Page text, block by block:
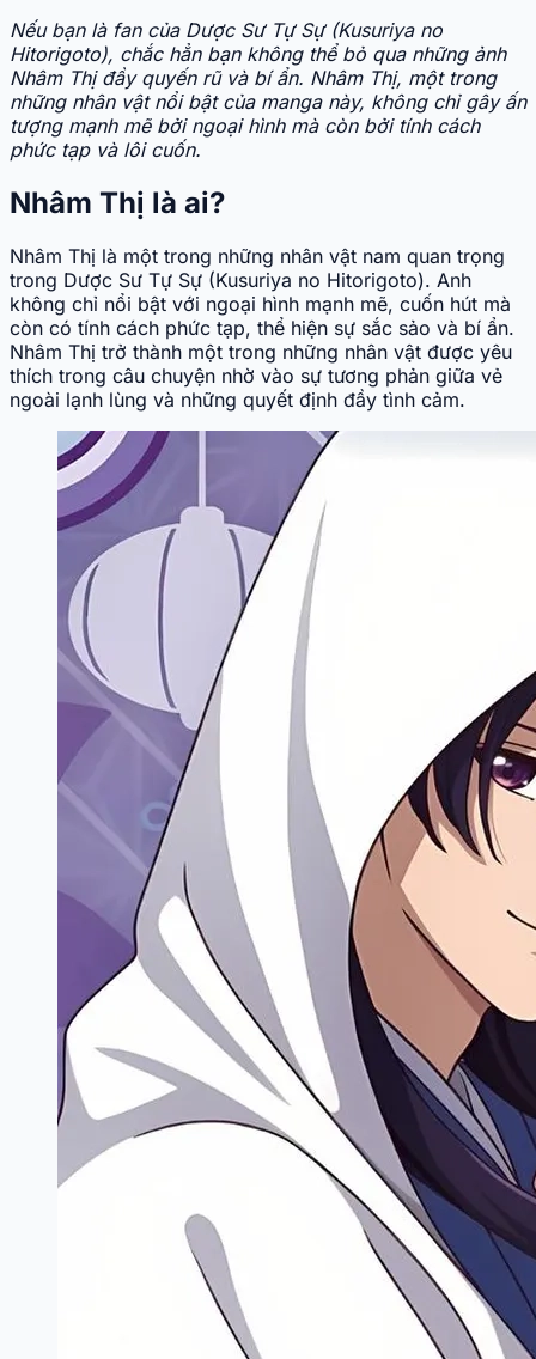
Nếu bạn là fan của Dược Sư Tự Sự (Kusuriya no
Hitorigoto), chắc hẳn bạn không thể bỏ qua những ảnh
Nhâm Thị đầy quyến rũ và bí ẩn. Nhâm Thị, một trong
những nhân vật nổi bật của manga này, không chỉ gây ấn
tượng mạnh mẽ bởi ngoại hình mà còn bởi tính cách
phức tạp và lôi cuốn.
Nhâm Thị là ai?
Nhâm Thị là một trong những nhân vật nam quan trọng
trong Dược Sư Tự Sự (Kusuriya no Hitorigoto). Anh
không chỉ nổi bật với ngoại hình mạnh mẽ, cuốn hút mà
còn có tính cách phức tạp, thể hiện sự sắc sảo và bí ẩn.
Nhâm Thị trở thành một trong những nhân vật được yêu
thích trong câu chuyện nhờ vào sự tương phản giữa vẻ
ngoài lạnh lùng và những quyết định đầy tình cảm.